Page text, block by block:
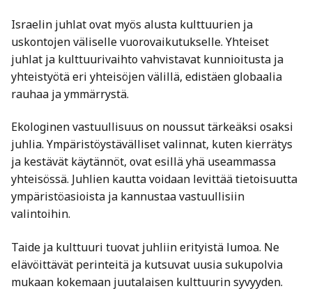
Israelin juhlat ovat myös alusta kulttuurien ja
uskontojen väliselle vuorovaikutukselle. Yhteiset
juhlat ja kulttuurivaihto vahvistavat kunnioitusta ja
yhteistyötä eri yhteisöjen välillä, edistäen globaalia
rauhaa ja ymmärrystä.
Ekologinen vastuullisuus on noussut tärkeäksi osaksi
juhlia. Ympäristöystävälliset valinnat, kuten kierrätys
ja kestävät käytännöt, ovat esillä yhä useammassa
yhteisössä. Juhlien kautta voidaan levittää tietoisuutta
ympäristöasioista ja kannustaa vastuullisiin
valintoihin.
Taide ja kulttuuri tuovat juhliin erityistä lumoa. Ne
elävöittävät perinteitä ja kutsuvat uusia sukupolvia
mukaan kokemaan juutalaisen kulttuurin syvyyden.